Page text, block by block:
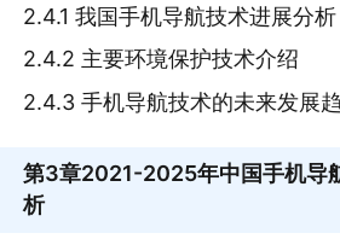
2.4.1 我国手机导航技术进展分析
2.4.2 主要环境保护技术介绍
2.4.3 手机导航技术的未来发展
第3章2021-2025年中国手机导
析